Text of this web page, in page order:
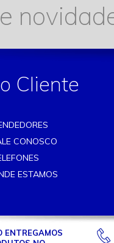
e
Cliente
CONOSCO
ESTAMOS
ENTREGAMOS